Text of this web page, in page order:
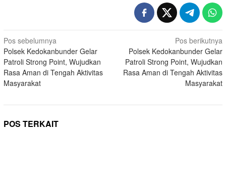
Navigasi
pos
Pos sebelumnya
Polsek Kedokanbunder Gelar
Patroli Strong Point, Wujudkan
Rasa Aman di Tengah Aktivitas
Masyarakat
Pos berikutnya
Polsek Kedokanbunder Gelar
Patroli Strong Point, Wujudkan
Rasa Aman di Tengah Aktivitas
Masyarakat
POS TERKAIT